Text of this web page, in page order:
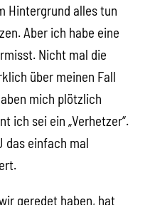
Hintergrund alles tun
Aber ich habe eine
Nicht mal die
über meinen Fall
mich plötzlich
ich sei ein „Verhetzer“.
das einfach mal
geredet haben, hat